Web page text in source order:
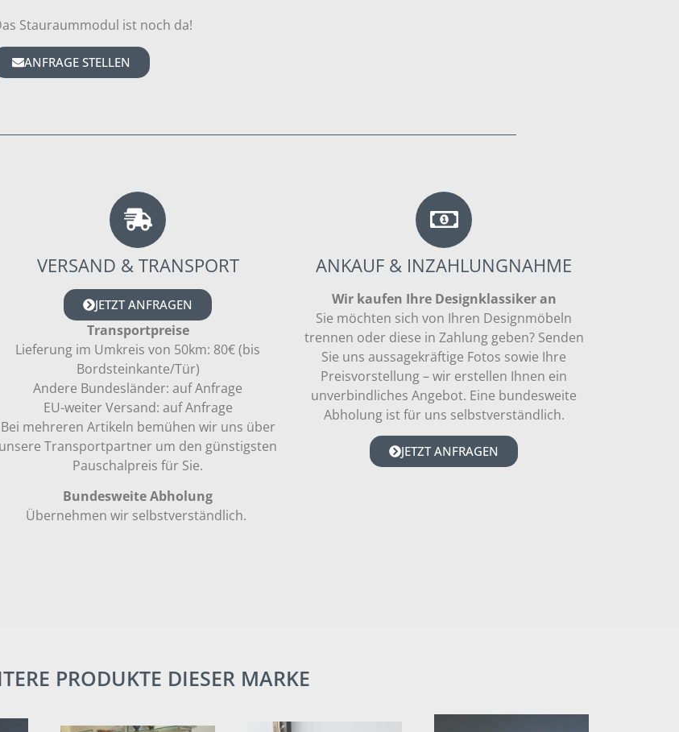
Stauraummodul ist noch da!
ANFRAGE STELLEN
VERSAND & TRANSPORT
JETZT ANFRAGEN
Transportpreise
Lieferung im Umkreis von 50km: 80€ (bis
Bordsteinkante/Tür)
Andere Bundesländer: auf Anfrage
EU-weiter Versand: auf Anfrage
Bei mehreren Artikeln bemühen wir uns über
unsere Transportpartner um den günstigsten
Pauschalpreis für Sie.
Bundesweite Abholung
Übernehmen wir selbstverständlich.
ANKAUF & INZAHLUNGNAHME
Wir kaufen Ihre Designklassiker an
Sie möchten sich von Ihren Designmöbeln
trennen oder diese in Zahlung geben? Senden
Sie uns aussagekräftige Fotos sowie Ihre
Preisvorstellung – wir erstellen Ihnen ein
unverbindliches Angebot. Eine bundesweite
Abholung ist für uns selbstverständlich.
JETZT ANFRAGEN
PRODUKTE DIESER MARKE